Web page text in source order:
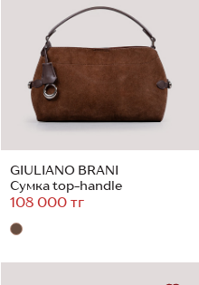
GIULIANO BRANI
Сумка top-handle
108 000 тг